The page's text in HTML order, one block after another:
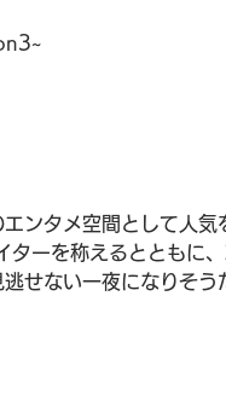
ンタメ空間として人気
ーを称えるとともに
せない一夜になりそう